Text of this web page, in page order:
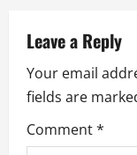
n
a
v
Leave a Reply
Your email
fields are
Comment*